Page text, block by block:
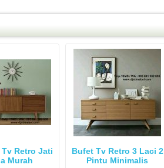
Retro Jati
Murah
Bufet Tv Retro 3 Laci 2
Pintu Minimalis